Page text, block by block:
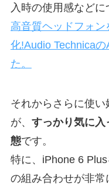
入時の使用感などに
高音質ヘッドフォ
化!Audio Technica
た。
それからさらに使
が、 すっかり気に
態です。
特に、iPhone 6
の組み合わせが非